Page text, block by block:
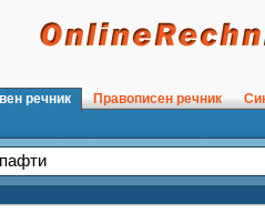
речник Правописен речник